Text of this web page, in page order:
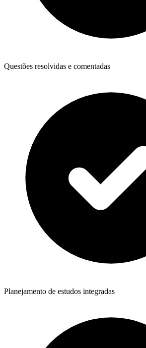
Questões resolvidas e comentadas
Planejamento de estudos integradas